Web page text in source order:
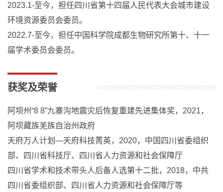
2023.1-至今，担任四川省第十四届人民代表大会城市建设
环境资源委员会委员。
2022.7-至今，担任中国科学院成都生物研究所第十、十一
届学术委员会委员。
获奖及荣誉
阿坝州“8 8”九寨沟地震灾后恢复重建先进集体奖，2021，
阿坝藏族羌族自治州政府
天府万人计划—天府科技菁英，2020，中国四川省委组织
部、四川省科技厅、四川省人力资源和社会保障厅
四川省学术和技术带头人后备人选第十二批，2018，中共
四川省委组织部、四川省人力资源和社会保障厅等